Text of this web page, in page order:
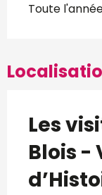
Toute
Les
Blois -